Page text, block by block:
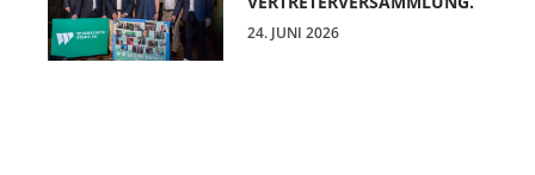
24. JUNI 2026